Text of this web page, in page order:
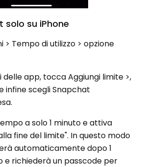
solo su iPhone
> Tempo di utilizzo > opzione
delle app, tocca Aggiungi limite >,
infine scegli Snapchat
a solo 1 minuto e attiva
fine del limite". In questo modo
automaticamente dopo 1
e richiederà un passcode per